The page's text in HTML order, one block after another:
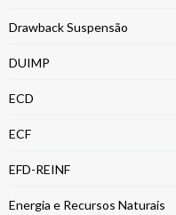
Drawback Suspensão
DUIMP
ECD
ECF
EFD-REINF
Energia e Recursos Naturais